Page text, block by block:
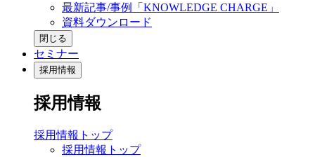
最新記事/事例「KNOWLEDGE CHARGE」
資料ダウンロード
閉じる
セミナー
採用情報
採用情報
採用情報トップ
採用情報トップ